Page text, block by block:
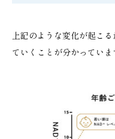
上記のような変化が起こ
ていくことが分かっていま